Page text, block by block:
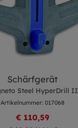
Schärfgerät
Steel HyperDrill II
Artikelnummer: 017068
€ 110,59